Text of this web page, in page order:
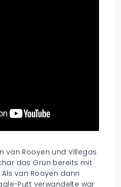
van Rooyen und Villegas
das Grün bereits mit
van Rooyen dann
Putt verwandelte war